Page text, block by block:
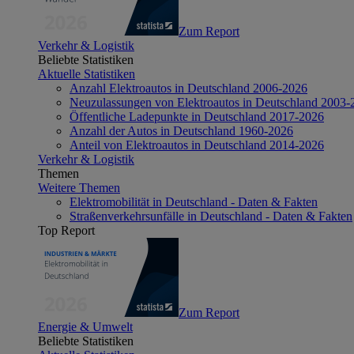
Zum Report
Verkehr & Logistik
Beliebte Statistiken
Aktuelle Statistiken
Anzahl Elektroautos in Deutschland 2006-2026
Neuzulassungen von Elektroautos in Deutschland 2003-
Öffentliche Ladepunkte in Deutschland 2017-2026
Anzahl der Autos in Deutschland 1960-2026
Anteil von Elektroautos in Deutschland 2014-2026
Verkehr & Logistik
Themen
Weitere Themen
Elektromobilität in Deutschland - Daten & Fakten
Straßenverkehrsunfälle in Deutschland - Daten & Fakten
Top Report
Zum Report
Energie & Umwelt
Beliebte Statistiken